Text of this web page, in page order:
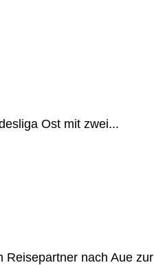
Ost mit zwei...
Reisepartner nach Aue zur